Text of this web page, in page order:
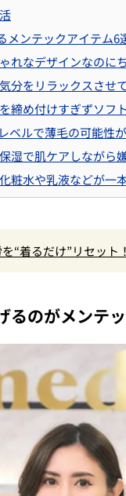
メンテックアイテム6
れなデザインなのに
分をリラックスさせ
締め付けすぎずソフ
ベルで薄毛の可能性
湿で肌ケアしながら
粧水や乳液などが一
を“着るだけ”リセッ
るのがメンテ